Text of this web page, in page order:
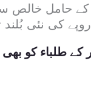
کے طلباء کو